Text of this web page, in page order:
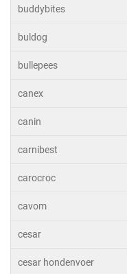
buddybites
buldog
bullepees
canex
canin
carnibest
carocroc
cavom
cesar
cesar hondenvoer